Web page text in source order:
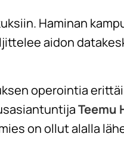
Haminan
aidon
operointia
Teemu
on ollut alalla